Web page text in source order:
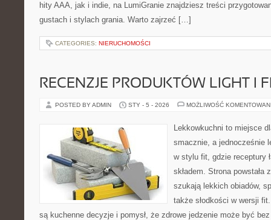
hity AAA, jak i indie, na LumiGranie znajdziesz treści
gustach i stylach grania. Warto zajrzeć […]
CATEGORIES: NIERUCHOMOŚCI
RECENZJE PRODUKTÓW LIGHT I
POSTED BY ADMIN STY - 5 - 2026 MOŻLIWOŚĆ
Lekkowkuchni to miejsce
smacznie, a jednocześnie
w stylu fit, gdzie receptury
składem. Strona
szukają lekkich obiadów,
także słodkości w wersji
są kuchenne decyzje i pomysł, że zdrowe jedzenie może być